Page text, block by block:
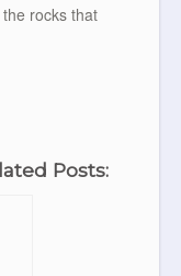
rocks that
Posts: